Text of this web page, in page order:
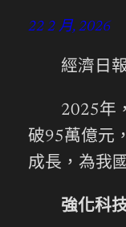
22 2 月, 2026
經濟日
2025年
破95萬億元
成長，為我
強化科